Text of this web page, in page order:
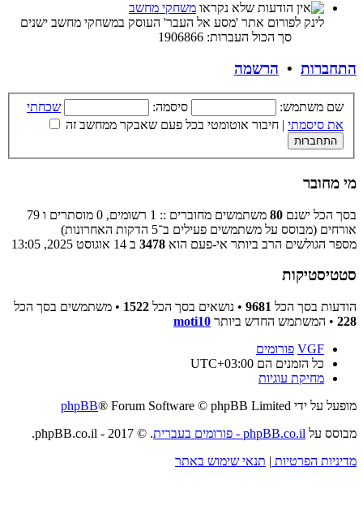
משחקי מחשב
לינק לפורום אתר 'מסע אל העבר' העוסק במשחקי מחשב ישנים
סך הכול העברות: 1906866
התחברות • הרשמה
שם משתמש: סיסמה:
שכחתי
את סיסמתי | חיבור אוטומטי בכל פעם שאבקר ממחשב זה
מי מחובר
בסך הכל ישנם 80
משתמשים מחוברים :: 1 רשומים, 0 מוסתרים ו 79
אורחים (מבוסס על משתמשים פעילים ב־5 הדקות האחרונות)
מספר הגולשים הרב ביותר אי-פעם הוא 3478 ב 14 אוגוסט 2025, 13:05
סטטיסטיקות
הודעות בסך הכל 9681 • נושאים בסך הכל 1522 • משתמשים בסך הכל
228 • המשתמש החדש ביותר moti10
VGF פורומים
כל הזמנים הם UTC+03:00
מחיקת עוגיות
מופעל על ידי
phpBB® Forum Software © phpBB Limited
מבוסס על phpBB.co.il - פורומים בעברית
. © 2017 - phpBB.co.il.
מדיניות הפרטיות | תנאי שימוש באתר